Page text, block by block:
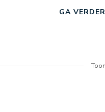
GA
Toon